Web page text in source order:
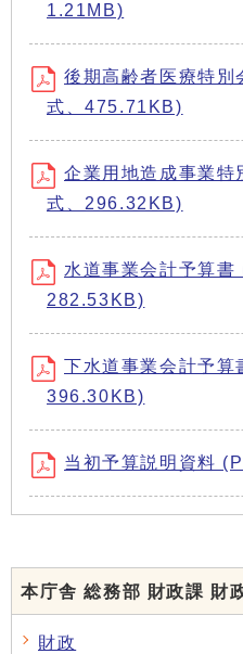
1.21MB)
後期高齢者医療特
式、475.71KB)
企業用地造成事業
式、296.32KB)
水道事業会計予算書
282.53KB)
下水道事業会計予算
396.30KB)
当初予算説明資料
本庁舎 総務部 財政課 財
財政